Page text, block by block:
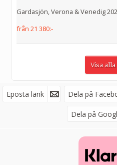
Gardasjön, Verona & Venedig
från 21 380:-
Visa
Facebook
Eposta länk Dela på
Dela på